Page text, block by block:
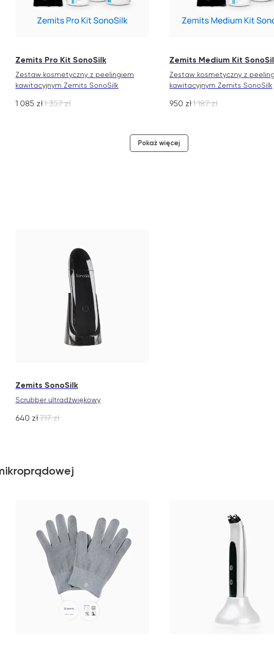
Zemits Pro Kit SonoSilk
Zestaw kosmetyczny z peelingiem
kawitacyjnym Zemits SonoSilk
1 085 zł1 357 zł
Zemits Medium Kit
Zestaw kosmetyczny z
kawitacyjnym Zemits SonoSilk
950 zł1 187 zł
Pokaż więcej
Zemits SonoSilk
Scrubber ultradźwiękowy
640 zł717 zł